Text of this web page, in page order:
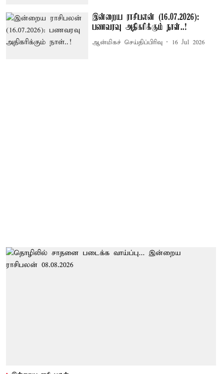
இன்றைய ராசிபலன் (16.07.2026):
பணவரவு அதிகரிக்கும் நாள்..!
ஆன்மிகச் செய்திப்பிரிவு 16 Jul 2026